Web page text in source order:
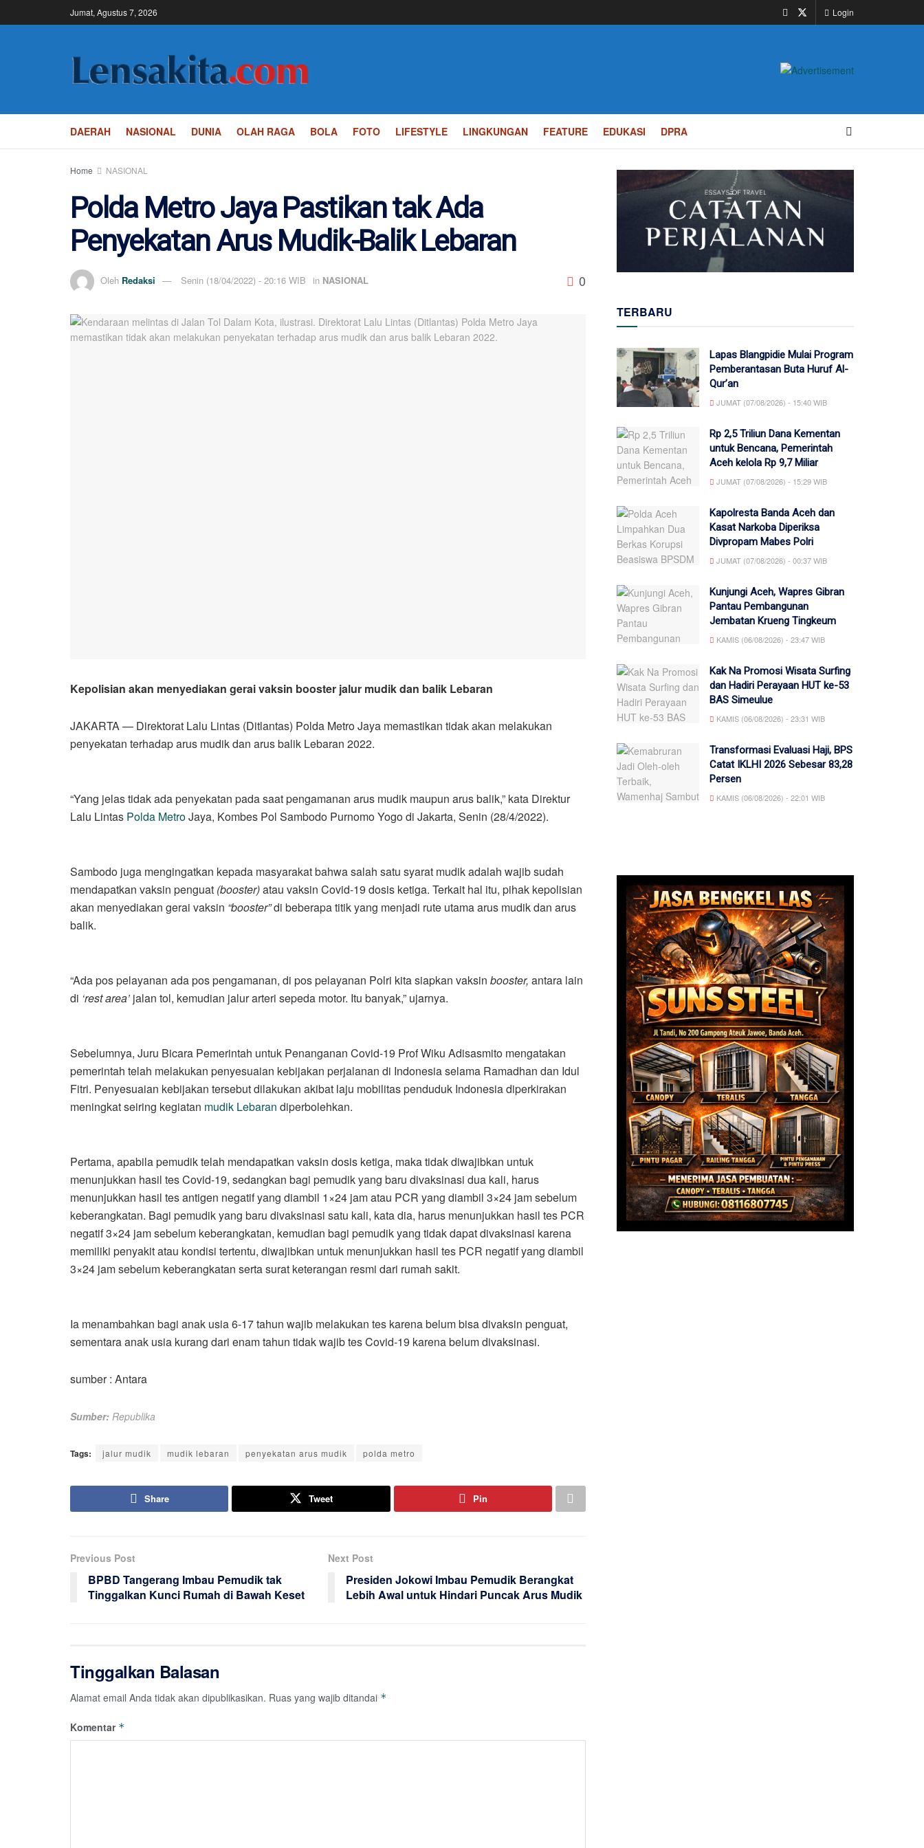
Jumat, Agustus 7, 2026 Login
DAERAH NASIONAL DUNIA OLAH RAGA BOLA FOTO LIFESTYLE LINGKUNGAN FEATURE EDUKASI DPRA
Home NASIONAL
Polda Metro Jaya Pastikan tak Ada
Penyekatan Arus Mudik-Balik Lebaran
Oleh Redaksi Senin (18/04/2022) - 20:16 WIB in NASIONAL 0
Kepolisian akan menyediakan gerai vaksin booster jalur mudik dan balik Lebaran
JAKARTA — Direktorat Lalu Lintas (Ditlantas) Polda Metro Jaya memastikan tidak akan melakukan
penyekatan terhadap arus mudik dan arus balik Lebaran 2022.
“Yang jelas tidak ada penyekatan pada saat pengamanan arus mudik maupun arus balik,” kata Direktur
Lalu Lintas Polda MetroJaya, Kombes Pol Sambodo Purnomo Yogo di Jakarta, Senin (28/4/2022).
Sambodo juga mengingatkan kepada masyarakat bahwa salah satu syarat mudik adalah wajib sudah
mendapatkan vaksin penguat (booster)atau vaksin Covid-19 dosis ketiga. Terkait hal itu, pihak kepolisian
akan menyediakan gerai vaksin “booster”di beberapa titik yang menjadi rute utama arus mudik dan arus
balik.
“Ada pos pelayanan ada pos pengamanan, di pos pelayanan Polri kita siapkan vaksin booster, antara lain
di ‘rest area’ jalan tol, kemudian jalur arteri sepeda motor. Itu banyak,” ujarnya.
Sebelumnya, Juru Bicara Pemerintah untuk Penanganan Covid-19 Prof Wiku Adisasmito mengatakan
pemerintah telah melakukan penyesuaian kebijakan perjalanan di Indonesia selama Ramadhan dan Idul
Fitri. Penyesuaian kebijakan tersebut dilakukan akibat laju mobilitas penduduk Indonesia diperkirakan
meningkat seiring kegiatan mudik Lebaran diperbolehkan.
Pertama, apabila pemudik telah mendapatkan vaksin dosis ketiga, maka tidak diwajibkan untuk
menunjukkan hasil tes Covid-19, sedangkan bagi pemudik yang baru divaksinasi dua kali, harus
menunjukkan hasil tes antigen negatif yang diambil 1×24 jam atau PCR yang diambil 3×24 jam sebelum
keberangkatan. Bagi pemudik yang baru divaksinasi satu kali, kata dia, harus menunjukkan hasil tes PCR
negatif 3×24 jam sebelum keberangkatan, kemudian bagi pemudik yang tidak dapat divaksinasi karena
memiliki penyakit atau kondisi tertentu, diwajibkan untuk menunjukkan hasil tes PCR negatif yang diambil
3×24 jam sebelum keberangkatan serta surat keterangan resmi dari rumah sakit.
Ia menambahkan bagi anak usia 6-17 tahun wajib melakukan tes karena belum bisa divaksin penguat,
sementara anak usia kurang dari enam tahun tidak wajib tes Covid-19 karena belum divaksinasi.
sumber : Antara
Sumber: Republika
Tags: jalur mudik mudik lebaran penyekatan arus mudik polda metro
Share Tweet Pin
Previous Post
BPBD Tangerang Imbau Pemudik tak
Tinggalkan Kunci Rumah di Bawah Keset
Next Post
Presiden Jokowi Imbau Pemudik Berangkat
Lebih Awal untuk Hindari Puncak Arus Mudik
Tinggalkan Balasan
Alamat email Anda tidak akan dipublikasikan. Ruas yang wajib ditandai *
Komentar *
TERBARU
Lapas Blangpidie Mulai Program
Pemberantasan Buta Huruf Al-
Qur’an
JUMAT (07/08/2026) - 15:40 WIB
Rp 2,5 Triliun Dana Kementan
untuk Bencana, Pemerintah
Aceh kelola Rp 9,7 Miliar
JUMAT (07/08/2026) - 15:29 WIB
Kapolresta Banda Aceh dan
Kasat Narkoba Diperiksa
Divpropam Mabes Polri
JUMAT (07/08/2026) - 00:37 WIB
Kunjungi Aceh, Wapres Gibran
Pantau Pembangunan
Jembatan Krueng Tingkeum
KAMIS (06/08/2026) - 23:47 WIB
Kak Na Promosi Wisata Surfing
dan Hadiri Perayaan HUT ke-53
BAS Simeulue
KAMIS (06/08/2026) - 23:31 WIB
Transformasi Evaluasi Haji, BPS
Catat IKLHI 2026 Sebesar 83,28
Persen
KAMIS (06/08/2026) - 22:01 WIB